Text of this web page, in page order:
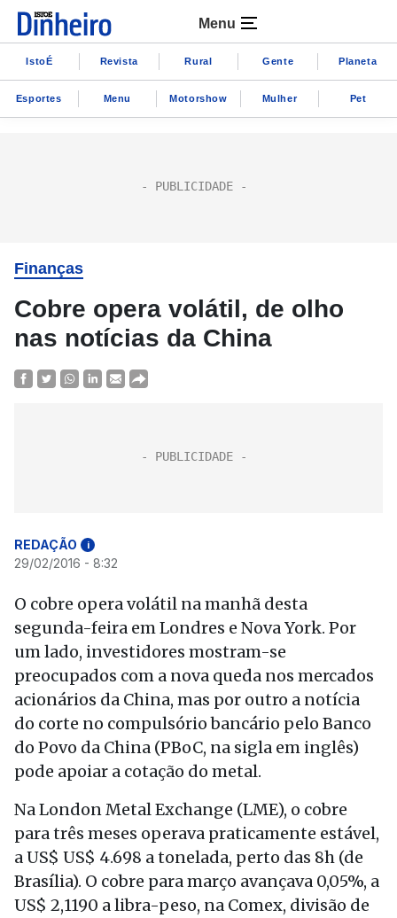
Menu
IstoÉ Revista Rural Gente Planeta
Esportes Menu Motorshow Mulher Pet
Finanças
Cobre opera volátil, de olho
nas notícias da China
REDAÇÃO i
29/02/2016 - 8:32
O cobre opera volátil na manhã desta
segunda-feira em Londres e Nova York. Por
um lado, investidores mostram-se
preocupados com a nova queda nos mercados
acionários da China, mas por outro a notícia
do corte no compulsório bancário pelo Banco
do Povo da China (PBoC, na sigla em inglês)
pode apoiar a cotação do metal.
Na London Metal Exchange (LME), o cobre
para três meses operava praticamente estável,
a US$ US$ 4.698 a tonelada, perto das 8h (de
Brasília). O cobre para março avançava 0,05%, a
US$ 2,1190 a libra-peso, na Comex, divisão de